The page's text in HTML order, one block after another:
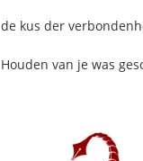
de kus der
Houden van je was